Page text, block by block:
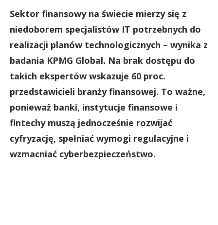
Sektor finansowy na świecie mierzy się z
niedoborem specjalistów IT potrzebnych do
realizacji planów technologicznych – wynika z
badania KPMG Global. Na brak dostępu do
takich ekspertów wskazuje 60 proc.
przedstawicieli branży finansowej. To ważne,
ponieważ banki, instytucje finansowe i
fintechy muszą jednocześnie rozwijać
cyfryzację, spełniać wymogi regulacyjne i
wzmacniać cyberbezpieczeństwo.